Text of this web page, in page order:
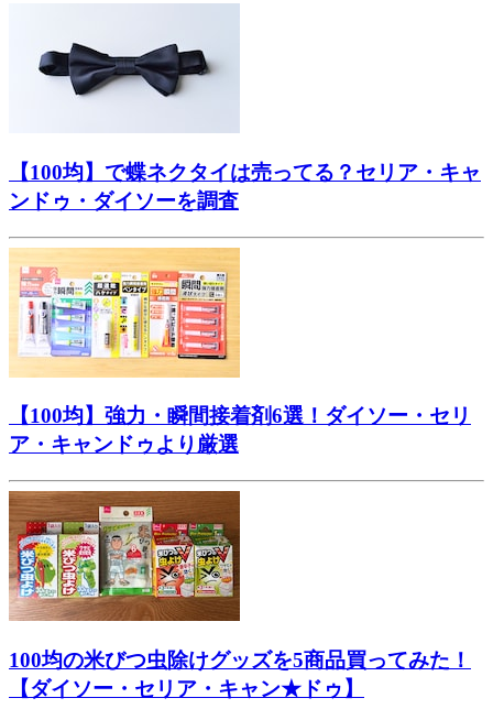
【100均】で蝶ネクタイは売ってる？セリア・キャ
ンドゥ・ダイソーを調査
【100均】強力・瞬間接着剤6選！ダイソー・セリ
ア・キャンドゥより厳選
100均の米びつ虫除けグッズを5商品買ってみた！
【ダイソー・セリア・キャン★ドゥ】